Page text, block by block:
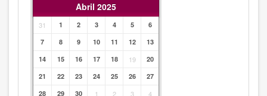
Abril 2025
31 1 2 3 4 5
6
7
8 9 10 11 12
13
14
15 16 17 18 19
20
21
22 23 24 25 26
27
28
29 30 1 2 3 4